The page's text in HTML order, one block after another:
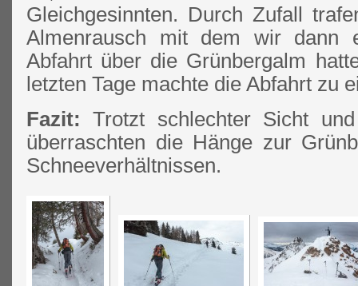
Gleichgesinnten. Durch Zufall
Almenrausch mit dem wir dann
Abfahrt über die Grünbergalm
letzten Tage machte die Abfahrt zu
Fazit:Trotzt schlechter Sicht
überraschten die Hänge zur
Schneeverhältnissen.